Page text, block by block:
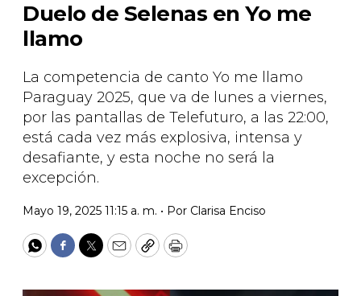
Duelo de Selenas en Yo me
llamo
La competencia de canto Yo me llamo
Paraguay 2025, que va de lunes a viernes,
por las pantallas de Telefuturo, a las 22:00,
está cada vez más explosiva, intensa y
desafiante, y esta noche no será la
excepción.
Mayo 19, 2025 11:15 a. m. • Por Clarisa Enciso
WhatsApp
Facebook
Twitter
EmailCopyPrint